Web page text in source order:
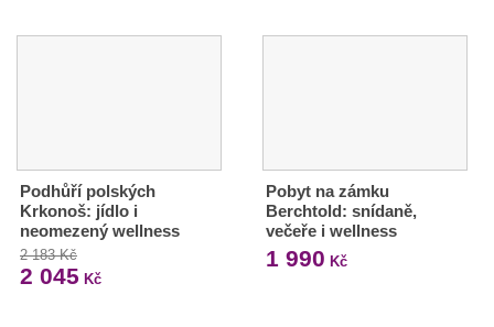
Podhůří polských
Krkonoš: jídlo i
neomezený wellness
2 183 Kč
2 045 Kč
Pobyt na zámku
Berchtold: snídaně,
večeře i wellness
1 990 Kč